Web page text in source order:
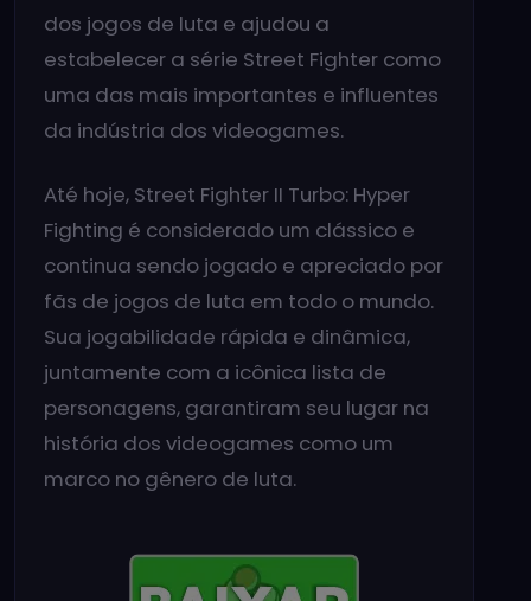
dos jogos de luta e ajudou a
estabelecer a série Street Fighter como
uma das mais importantes e influentes
da indústria dos videogames.
Até hoje, Street Fighter II Turbo: Hyper
Fighting é considerado um clássico e
continua sendo jogado e apreciado por
fãs de jogos de luta em todo o mundo.
Sua jogabilidade rápida e dinâmica,
juntamente com a icônica lista de
personagens, garantiram seu lugar na
história dos videogames como um
marco no gênero de luta.